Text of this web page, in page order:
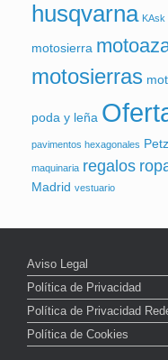
husqvarna KAsk
motosierra
motosierras
poda y leña
pavimentos hexagonales
maquinaria regalos
Madrid vestuario
Aviso Legal
Política de Privacidad
Política de Privacidad
Política de Cookies